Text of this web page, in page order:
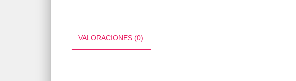
VALORACIONES (0)